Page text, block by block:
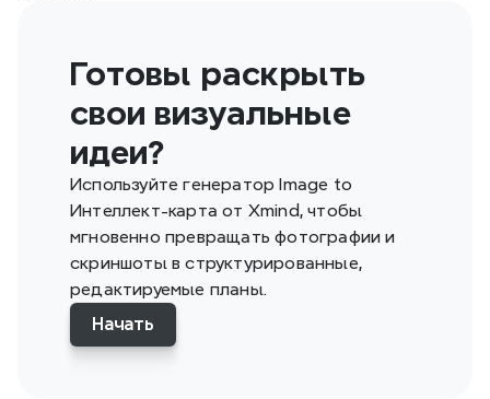
Готовы раскрыть
свои визуальные
идеи?
Используйте генератор Image to
Интеллект-карта от Xmind, чтобы
мгновенно превращать фотографии и
скриншоты в структурированные,
редактируемые планы.
Начать